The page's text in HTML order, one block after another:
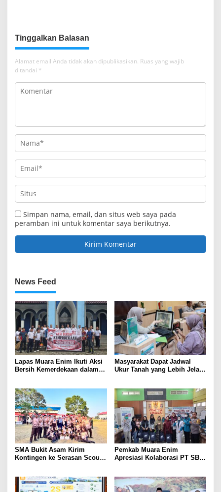
Tinggalkan Balasan
Alamat email Anda tidak akan dipublikasikan. Ruas yang wajib
ditandai *
Simpan nama, email, dan situs web saya pada
peramban ini untuk komentar saya berikutnya.
News Feed
Lapas Muara Enim Ikuti Aksi
Bersih Kemerdekaan dalam
Masyarakat Dapat Jadwal
Ukur Tanah yang Lebih Jelas
SMA Bukit Asam Kirim
Kontingen ke Serasan Scout
Siswa
Pemkab Muara Enim
Apresiasi Kolaborasi PT SBS